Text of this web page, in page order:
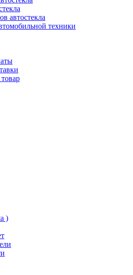
автостекла
техники
)